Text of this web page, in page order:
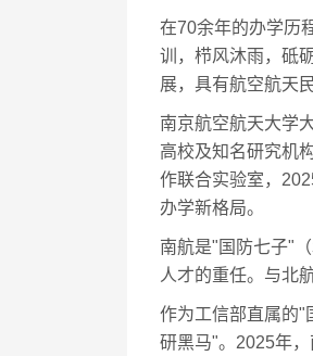
在70余年的办学历
训，栉风沐雨，砥
展，具有航空航天
南京航空航天大学
高校及知名研究机
作联合实验室，
办学新格局。
南航是"国防七子"
人才的重任。与北
作为工信部直属的"
研黑马"。2025年